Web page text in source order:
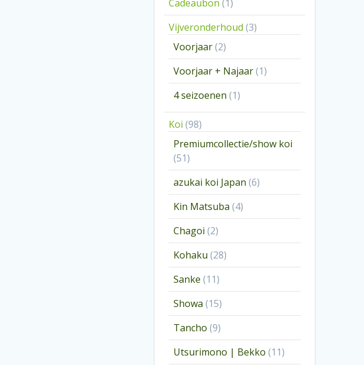
Cadeaubon 1
product
Vijveronderhoud 33
Voorjaar 22
producten
Voorjaar + Najaar 11
product
4 seizoenen 11
product
Koi 9898
producten
Premiumcollectie/show koi
5151
producten
azukai koi Japan 66
producten
Kin Matsuba 44
producten
Chagoi 22
producten
Kohaku 2828
producten
Sanke 1111
producten
Showa 1515
producten
Tancho 99
producten
Utsurimono | Bekko 1111